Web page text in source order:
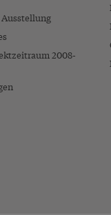
2008-